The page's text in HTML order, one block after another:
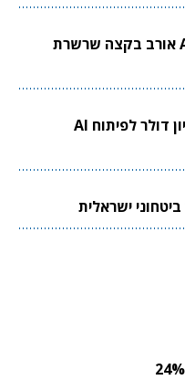
צוואר הבקבוק הבא בשוק ה-AI אורב בקצה שרשרת
Limitless Labs גייסה 20 מיליון דולר לפיתוח AI